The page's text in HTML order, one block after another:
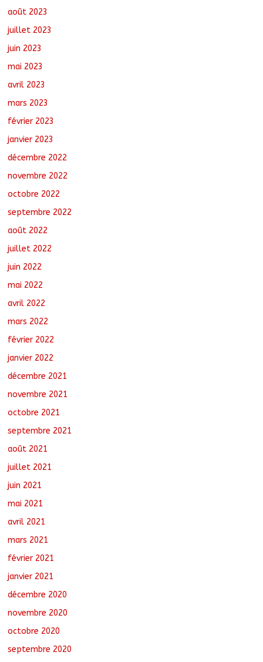
août 2023
juillet 2023
juin 2023
mai 2023
avril 2023
mars 2023
février 2023
janvier 2023
décembre 2022
novembre 2022
octobre 2022
septembre 2022
août 2022
juillet 2022
juin 2022
mai 2022
avril 2022
mars 2022
février 2022
janvier 2022
décembre 2021
novembre 2021
octobre 2021
septembre 2021
août 2021
juillet 2021
juin 2021
mai 2021
avril 2021
mars 2021
février 2021
janvier 2021
décembre 2020
novembre 2020
octobre 2020
septembre 2020